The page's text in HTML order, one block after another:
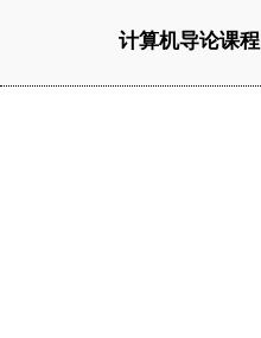
计算机导论课程